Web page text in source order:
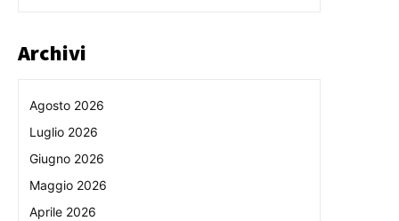
Archivi
Agosto 2026
Luglio 2026
Giugno 2026
Maggio 2026
Aprile 2026